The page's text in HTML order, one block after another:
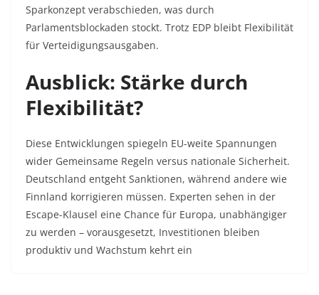
Sparkonzept verabschieden, was durch
Parlamentsblockaden stockt. Trotz EDP bleibt Flexibilität
für Verteidigungsausgaben.​
Ausblick: Stärke durch
Flexibilität?
Diese Entwicklungen spiegeln EU-weite Spannungen
wider Gemeinsame Regeln versus nationale Sicherheit.
Deutschland entgeht Sanktionen, während andere wie
Finnland korrigieren müssen. Experten sehen in der
Escape-Klausel eine Chance für Europa, unabhängiger
zu werden – vorausgesetzt, Investitionen bleiben
produktiv und Wachstum kehrt ein